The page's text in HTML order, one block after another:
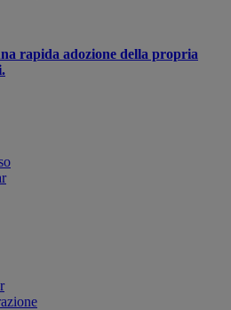
rapida adozione della propria